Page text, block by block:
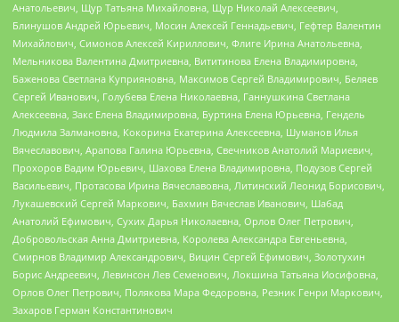
Анатольевич, Щур Татьяна Михайловна, Щур Николай Алексеевич,
Блинушов Андрей Юрьевич, Мосин Алексей Геннадьевич, Гефтер Валентин
Михайлович, Симонов Алексей Кириллович, Флиге Ирина Анатольевна,
Мельникова Валентина Дмитриевна, Вититинова Елена Владимировна,
Баженова Светлана Куприяновна, Максимов Сергей Владимирович, Беляев
Сергей Иванович, Голубева Елена Николаевна, Ганнушкина Светлана
Алексеевна, Закс Елена Владимировна, Буртина Елена Юрьевна, Гендель
Людмила Залмановна, Кокорина Екатерина Алексеевна, Шуманов Илья
Вячеславович, Арапова Галина Юрьевна, Свечников Анатолий Мариевич,
Прохоров Вадим Юрьевич, Шахова Елена Владимировна, Подузов Сергей
Васильевич, Протасова Ирина Вячеславовна, Литинский Леонид Борисович,
Лукашевский Сергей Маркович, Бахмин Вячеслав Иванович, Шабад
Анатолий Ефимович, Сухих Дарья Николаевна, Орлов Олег Петрович,
Добровольская Анна Дмитриевна, Королева Александра Евгеньевна,
Смирнов Владимир Александрович, Вицин Сергей Ефимович, Золотухин
Борис Андреевич, Левинсон Лев Семенович, Локшина Татьяна Иосифовна,
Орлов Олег Петрович, Полякова Мара Федоровна, Резник Генри Маркович,
Захаров Герман Константинович